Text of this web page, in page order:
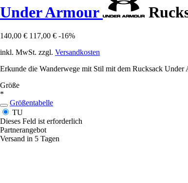
Under Armour
140,00 € 117,00 € -16%
inkl. MwSt. zzgl. Versandkosten
Erkunde die Wanderwege mit Stil mit dem Rucksack
Größe
*
Größentabelle
TU
Dieses Feld ist erforderlich
Partnerangebot
Versand in 5 Tagen